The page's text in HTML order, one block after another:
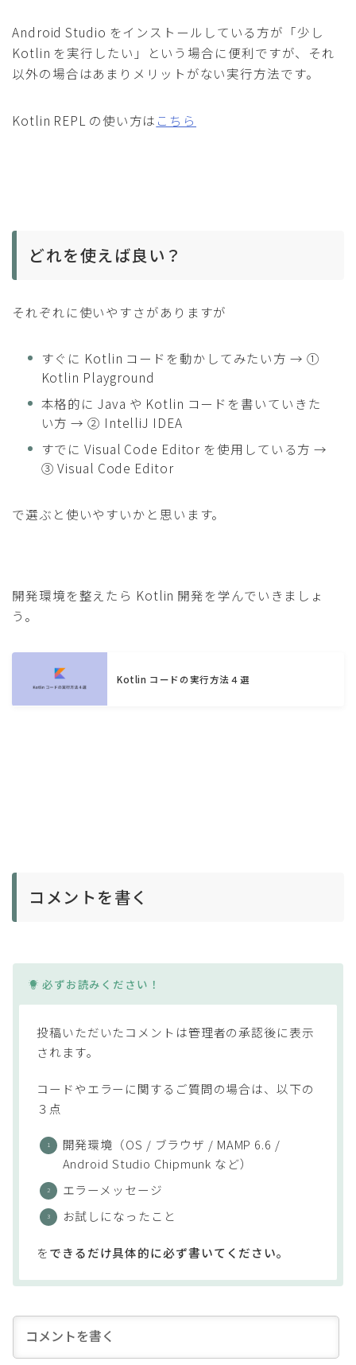
Android Studio をインストールしている方が「少し
Kotlin を実行したい」という場合に便利ですが、それ
以外の場合はあまりメリットがない実行方法です。
Kotlin REPL の使い方は こちら
どれを使えば良い？
それぞれに使いやすさがありますが
すぐに Kotlin コードを動かしてみたい方 → ①
Kotlin Playground
本格的に Java や Kotlin コードを書いていきた
い方 → ② IntelliJ IDEA
すでに Visual Code Editor を使用している方 →
③ Visual Code Editor
で選ぶと使いやすいかと思います。
開発環境を整えたら Kotlin 開発を学んでいきましょ
う。
Kotlin コードの実行方法４選
コメントを書く
必ずお読みください！
投稿いただいたコメントは管理者の承認後に表示
されます。
コードやエラーに関するご質問の場合は、以下の
３点
開発環境（OS / ブラウザ / MAMP 6.6 /
Android Studio Chipmunk など）
エラーメッセージ
お試しになったこと
をできるだけ具体的に必ず書いてください。